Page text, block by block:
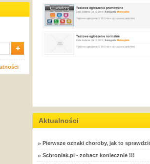
Aktualności
Pierwsze oznaki choroby, jak to
Schroniak.pl - zobacz koniecznie !!!